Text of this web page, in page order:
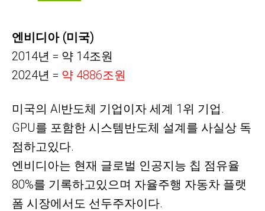
엔비디아 (미국)
2014년 = 약 14조원
2024년 = 약 4886조원
미국의 AI반도체 기업이자 세계 1위 기업.
GPU를 포함한 시스템반도체 설계를 사실상 독
점하고있다.
엔비디아는 현재 글로벌 인공지능 칩 점유율
80%를 기록하고있으며 자율주행 자동차 플랫
폼 시장에서도 선두주자이다.